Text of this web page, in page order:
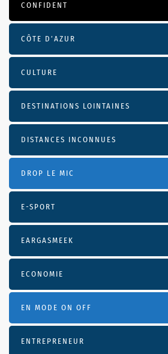
CONFIDENT
CÔTE D’AZUR
CULTURE
DESTINATIONS LOINTAINES
DISTANCES INCONNUES
DROP LE MIC
E-SPORT
EARGASMEEK
ECONOMIE
EN MODE ON OFF
ENTREPRENEUR